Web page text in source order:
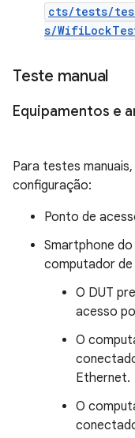
cts/tests/
s/
Teste manual
Equipamentos e
Para testes
configuração:
Ponto de
Smartphone
computador
O DUT
acesso
O
Ethernet.
O